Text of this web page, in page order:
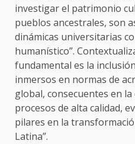
investigar el patrimonio
pueblos ancestrales, son
dinámicas universitarias
humanístico”.
fundamental es la
inmersos en normas de
global, consecuentes en
procesos de alta calidad,
pilares en la
Latina”.